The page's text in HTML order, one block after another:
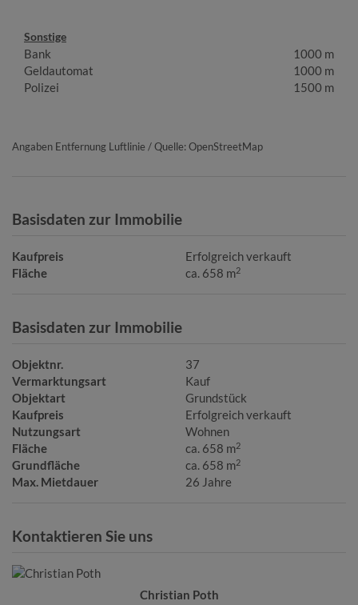
Sonstige
Bank
1000 m
Geldautomat
1000 m
Polizei
1500 m
Angaben Entfernung Luftlinie / Quelle: OpenStreetMap
Basisdaten zur Immobilie
Kaufpreis
Erfolgreich verkauft
Fläche
ca. 658 m2
Basisdaten zur Immobilie
Objektnr.
37
Vermarktungsart
Kauf
Objektart
Grundstück
Kaufpreis
Erfolgreich verkauft
Nutzungsart
Wohnen
Fläche
ca. 658 m2
Grundfläche ca. 658 m2
Max. Mietdauer 26 Jahre
Kontaktieren Sie uns
Christian Poth